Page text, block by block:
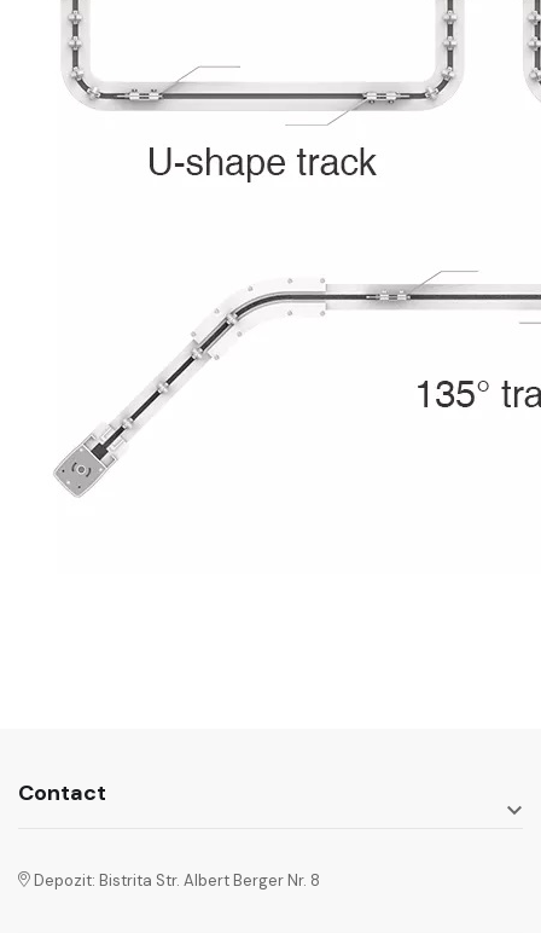
Contact

Depozit: Bistrita Str. Albert Berger Nr. 8